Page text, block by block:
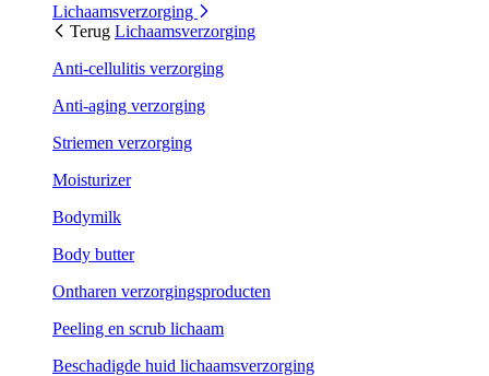
Lichaamsverzorging
Terug Lichaamsverzorging
Anti-cellulitis verzorging
Anti-aging verzorging
Striemen verzorging
Moisturizer
Bodymilk
Body butter
Ontharen verzorgingsproducten
Peeling en scrub lichaam
Beschadigde huid lichaamsverzorging